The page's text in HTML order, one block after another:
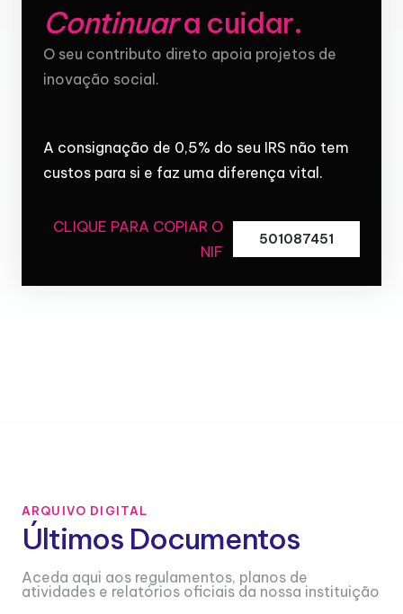
Continuara cuidar.
O seu contributo direto apoia projetos de
inovação social.
A consignação de 0,5% do seu IRS não tem
custos para si e faz uma diferença vital.
CLIQUE PARA COPIAR O
NIF
501087451
ARQUIVO DIGITAL
Últimos Documentos
Aceda aqui aos regulamentos, planos de
atividades e relatórios oficiais da nossa instituição